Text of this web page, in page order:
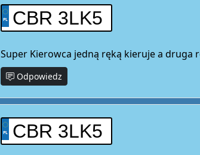
CBR 3LK5
Super Kierowca jedną ręką kieruje a druga
Odpowiedz
CBR 3LK5